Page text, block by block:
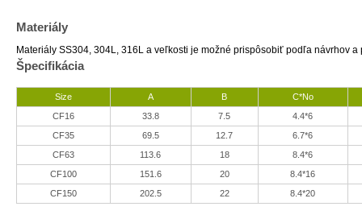
Materiály
Materiály SS304, 304L, 316L a veľkosti je možné prispôsobiť podľa návrhov a
Špecifikácia
Size A B
C*No
CF16
33.8 7.5
4.4*6
CF35
69.5 12.7
6.7*6
CF63
113.6 18
8.4*6
CF100
151.6 20
8.4*16
CF150
202.5 22 8.4*20